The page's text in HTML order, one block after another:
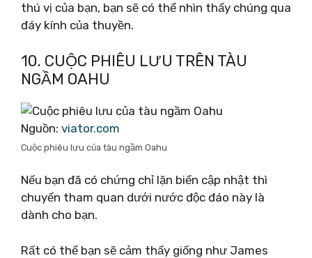
thú vị của bạn, bạn sẽ có thể nhìn thấy chúng qua
đáy kính của thuyền.
10. CUỘC PHIÊU LƯU TRÊN TÀU
NGẦM OAHU
Nguồn: viator.com
Cuộc phiêu lưu của tàu ngầm Oahu
Nếu bạn đã có chứng chỉ lặn biển cập nhật thì
chuyến tham quan dưới nước độc đáo này là
dành cho bạn.
Rất có thể bạn sẽ cảm thấy giống như James